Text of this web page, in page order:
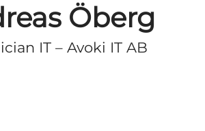
Öberg
IT – Avoki IT AB